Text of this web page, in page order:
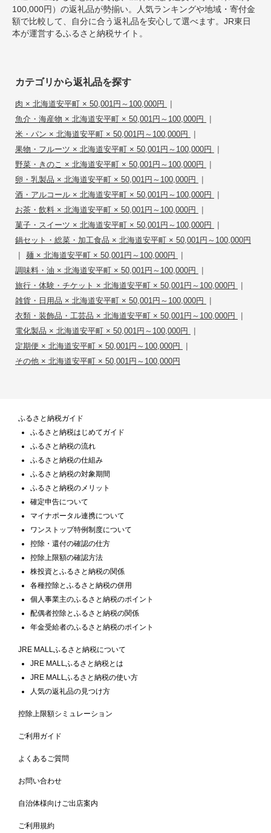
100,000円）の返礼品が勢揃い。人気ランキングや地域・寄付金
額で比較して、自分に合う返礼品を安心して選べます。JR東日
本が運営するふるさと納税サイト。
カテゴリから返礼品を探す
肉 × 北海道安平町 × 50,001円～100,000円 |
魚介・海産物 × 北海道安平町 × 50,001円～100,000円 |
米・パン × 北海道安平町 × 50,001円～100,000円 |
果物・フルーツ × 北海道安平町 × 50,001円～100,000円 |
野菜・きのこ × 北海道安平町 × 50,001円～100,000円 |
卵・乳製品 × 北海道安平町 × 50,001円～100,000円 |
酒・アルコール × 北海道安平町 × 50,001円～100,000円 |
お茶・飲料 × 北海道安平町 × 50,001円～100,000円 |
菓子・スイーツ × 北海道安平町 × 50,001円～100,000円 |
鍋セット・総菜・加工食品 × 北海道安平町 × 50,001円～100,000円
| 麺 × 北海道安平町 × 50,001円～100,000円 |
調味料・油 × 北海道安平町 × 50,001円～100,000円 |
旅行・体験・チケット × 北海道安平町 × 50,001円～100,000円 |
雑貨・日用品 × 北海道安平町 × 50,001円～100,000円 |
衣類・装飾品・工芸品 × 北海道安平町 × 50,001円～100,000円 |
電化製品 × 北海道安平町 × 50,001円～100,000円 |
定期便 × 北海道安平町 × 50,001円～100,000円 |
その他 × 北海道安平町 × 50,001円～100,000円
ふるさと納税ガイド
ふるさと納税はじめてガイド
ふるさと納税の流れ
ふるさと納税の仕組み
ふるさと納税の対象期間
ふるさと納税のメリット
確定申告について
マイナポータル連携について
ワンストップ特例制度について
控除・還付の確認の仕方
控除上限額の確認方法
株投資とふるさと納税の関係
各種控除とふるさと納税の併用
個人事業主のふるさと納税のポイント
配偶者控除とふるさと納税の関係
年金受給者のふるさと納税のポイント
JRE MALLふるさと納税について
JRE MALLふるさと納税とは
JRE MALLふるさと納税の使い方
人気の返礼品の見つけ方
控除上限額シミュレーション
ご利用ガイド
よくあるご質問
お問い合わせ
自治体様向けご出店案内
ご利用規約